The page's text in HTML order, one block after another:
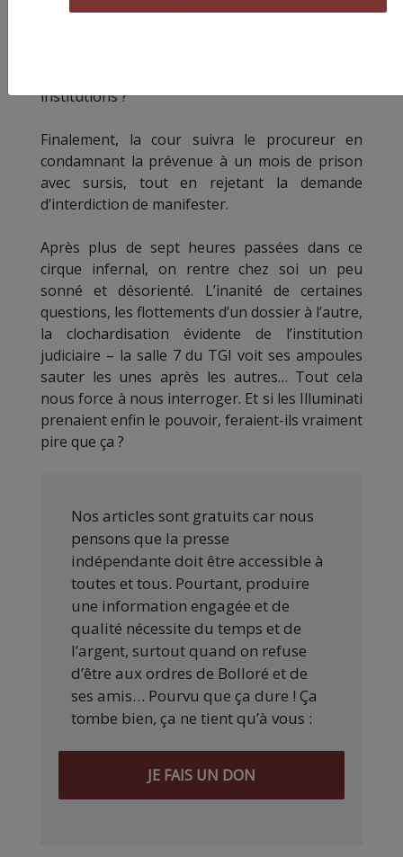
ponctuée de regards entendus. A priori, l’auto-
institutions ?
Finalement, la cour suivra le procureur en
condamnant la prévenue à un mois de prison
avec sursis, tout en rejetant la demande
d’interdiction de manifester.
Après plus de sept heures passées dans ce
cirque infernal, on rentre chez soi un peu
sonné et désorienté. L’inanité de certaines
questions, les flottements d’un dossier à l’autre,
la clochardisation évidente de l’institution
judiciaire – la salle 7 du TGI voit ses ampoules
sauter les unes après les autres… Tout cela
nous force à nous interroger. Et si les Illuminati
prenaient enfin le pouvoir, feraient-ils vraiment
pire que ça ?
Nos articles sont gratuits car nous
pensons que la presse
indépendante doit être accessible à
toutes et tous. Pourtant, produire
une information engagée et de
qualité nécessite du temps et de
l’argent, surtout quand on refuse
d’être aux ordres de Bolloré et de
ses amis… Pourvu que ça dure ! Ça
tombe bien, ça ne tient qu’à vous :
JE FAIS UN DON